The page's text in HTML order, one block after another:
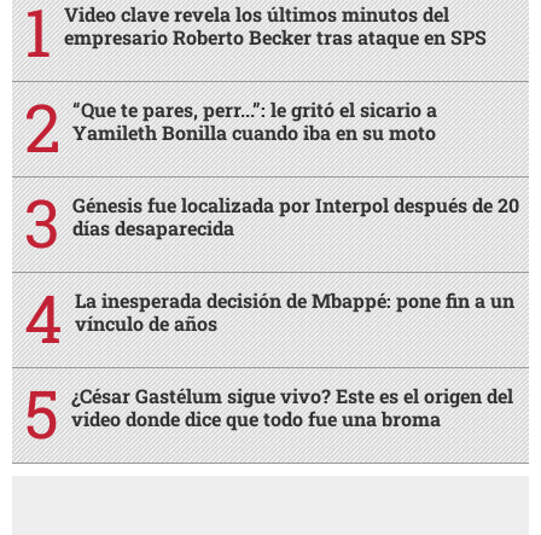
Video clave revela los últimos minutos del
empresario Roberto Becker tras ataque en SPS
“Que te pares, perr...”: le gritó el sicario a
Yamileth Bonilla cuando iba en su moto
Génesis fue localizada por Interpol después de 20
días desaparecida
La inesperada decisión de Mbappé: pone fin a un
vínculo de años
¿César Gastélum sigue vivo? Este es el origen del
video donde dice que todo fue una broma